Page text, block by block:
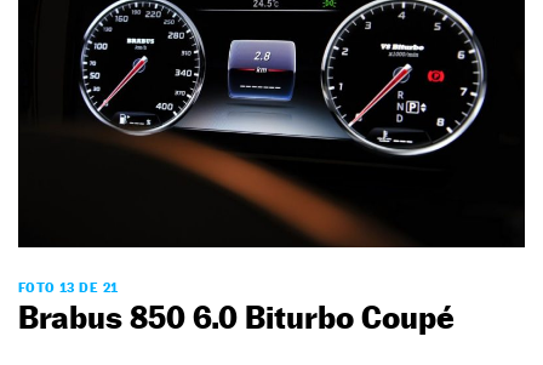
FOTO 13 DE 21
Brabus 850 6.0 Biturbo Coupé